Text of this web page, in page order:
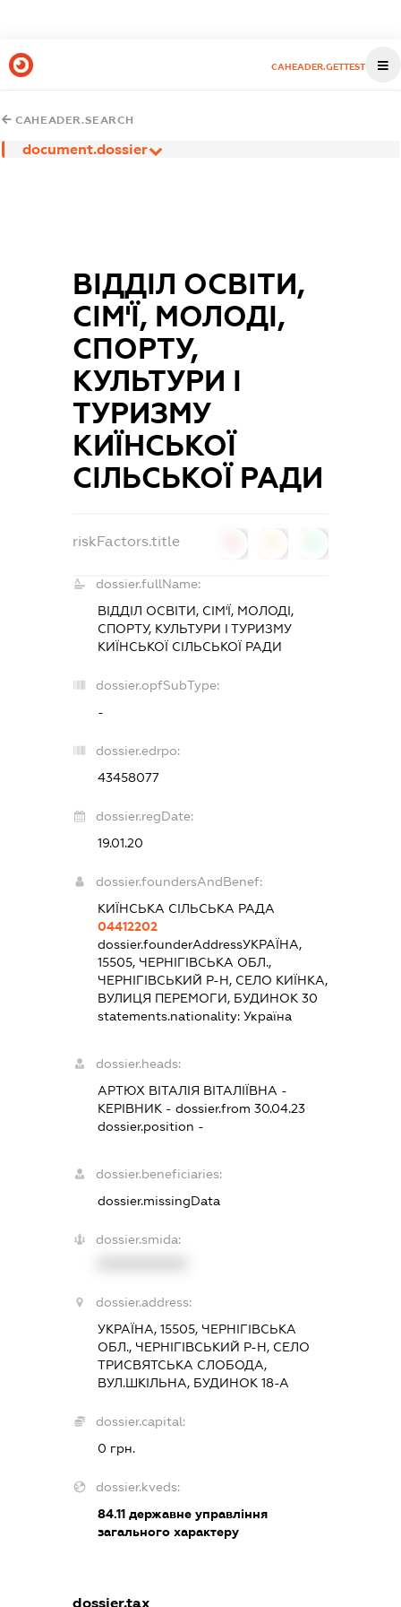
CAHEADER.GETTEST
CAHEADER.SEARCH
document.dossier
ВІДДІЛ ОСВІТИ,
СІМ'Ї, МОЛОДІ,
СПОРТУ,
КУЛЬТУРИ І
ТУРИЗМУ
КИЇНСЬКОЇ
СІЛЬСЬКОЇ РАДИ
riskFactors.title
dossier.fullName:
ВІДДІЛ ОСВІТИ, СІМ'Ї, МОЛОДІ,
СПОРТУ, КУЛЬТУРИ І ТУРИЗМУ
КИЇНСЬКОЇ СІЛЬСЬКОЇ РАДИ
dossier.opfSubType:
-
dossier.edrpo:
43458077
dossier.regDate:
19.01.20
dossier.foundersAndBenef:
КИЇНСЬКА СІЛЬСЬКА РАДА
04412202
dossier.founderAddressУКРАЇНА,
15505, ЧЕРНІГІВСЬКА ОБЛ.,
ЧЕРНІГІВСЬКИЙ Р-Н, СЕЛО КИЇНКА,
ВУЛИЦЯ ПЕРЕМОГИ, БУДИНОК 30
statements.nationality:Україна
dossier.heads:
АРТЮХ ВІТАЛІЯ ВІТАЛІЇВНА -
КЕРІВНИК - dossier.from 30.04.23
dossier.position -
dossier.beneficiaries:
dossier.missingData
dossier.smida:
dossier.address:
УКРАЇНА, 15505, ЧЕРНІГІВСЬКА
ОБЛ., ЧЕРНІГІВСЬКИЙ Р-Н, СЕЛО
ТРИСВЯТСЬКА СЛОБОДА,
ВУЛ.ШКІЛЬНА, БУДИНОК 18-А
dossier.capital:
0 грн.
dossier.kveds:
84.11 державне управління
загального характеру
dossier.tax